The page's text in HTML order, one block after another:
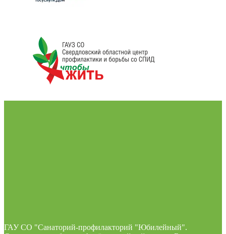
ГАУ СО "Санаторий-профилакторий "Юбилейный".